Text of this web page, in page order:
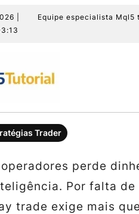
Equipe especialista Mql5
Trader
perde
Por falta de
trade exige mais que